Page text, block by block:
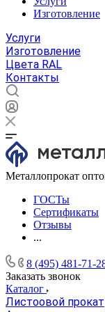
Изготовление
Услуги
Изготовление
Цвета RAL
Контакты
Металлопрокат
ГОСТы
Сертификаты
Отзывы
...
8 (495) 481-71-
Заказать звонок
Каталог
Листоовой прокат